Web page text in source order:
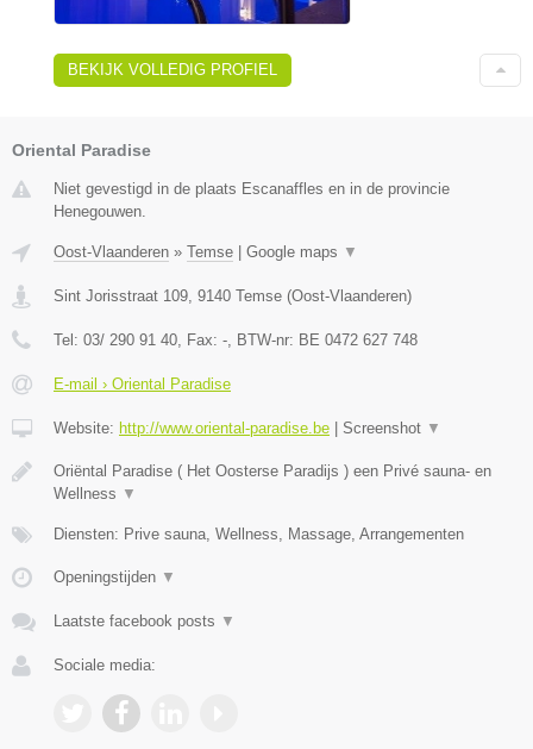
BEKIJK VOLLEDIG PROFIEL
Oriental Paradise
Niet gevestigd in de plaats Escanaffles en in de provincie
Henegouwen.
Oost-Vlaanderen » Temse Google maps ▼
Sint Jorisstraat 109 9140 Temse (Oost-Vlaanderen)
Tel: 03/ 290 91 40 , Fax: - , BTW-nr: BE 0472 627 748
E-mail › Oriental Paradise
Website: http://www.oriental-paradise.be Screenshot ▼
Oriëntal Paradise ( Het Oosterse Paradijs ) een Privé sauna- en
Wellness ▼
Diensten: Prive sauna, Wellness, Massage, Arrangementen
Openingstijden ▼
Laatste facebook posts ▼
Sociale media: